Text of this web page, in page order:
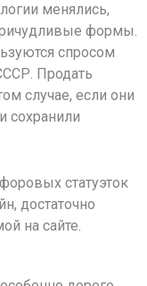
менялись,
формы.
спросом
Продать
случае, если они
сохранили
статуэток
достаточно
на сайте.